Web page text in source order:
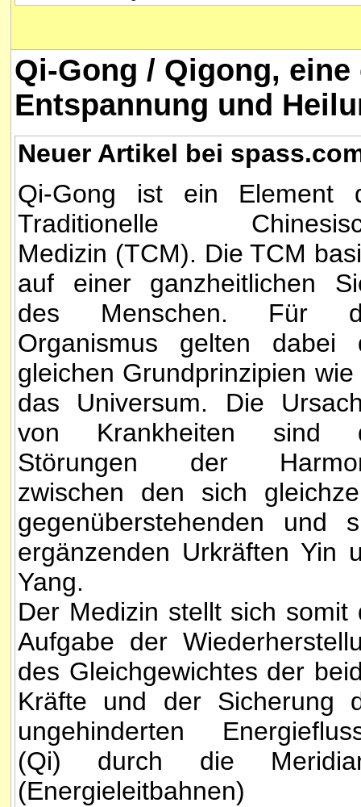
Qi-Gong / Qigong,
Entspannung und
Neuer Artikel bei
Qi-Gong ist ein Element
Traditionelle
Medizin (TCM). Die TCM
auf einer ganzheitlichen
des Menschen. Für
Organismus gelten dabei
gleichen Grundprinzipien wie
das Universum. Die
von Krankheiten sind
Störungen der
zwischen den sich
gegenüberstehenden und
ergänzenden Urkräften Yin
Yang.
Der Medizin stellt sich somit
Aufgabe der
des Gleichgewichtes der
Kräfte und der Sicherung
ungehinderten
(Qi) durch die
(Energieleitbahnen)